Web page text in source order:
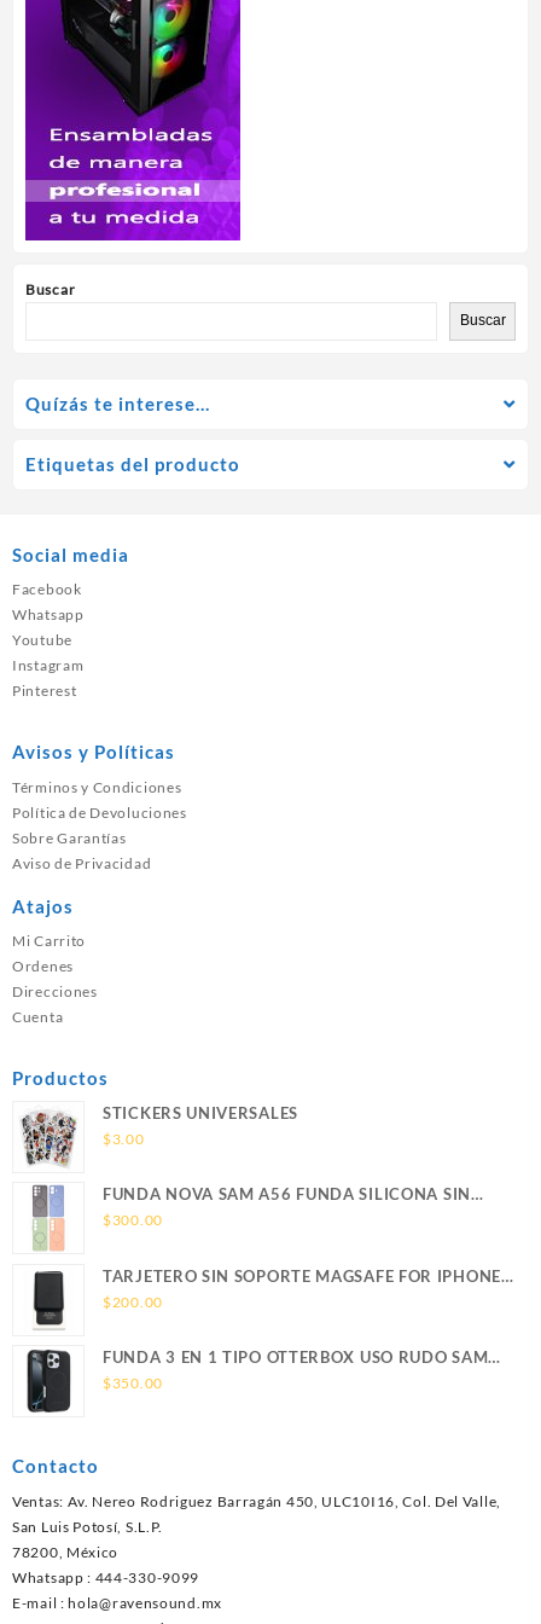
Buscar
Buscar
Quízás te interese…
Etiquetas del producto
Social media
Facebook
Whatsapp
Youtube
Instagram
Pinterest
Avisos y Políticas
Términos y Condiciones
Política de Devoluciones
Sobre Garantías
Aviso de Privacidad
Atajos
Mi Carrito
Ordenes
Direcciones
Cuenta
Productos
STICKERS UNIVERSALES
$3.00
FUNDA NOVA SAM A56 FUNDA SILICONA SIN
SOPORTE MAGNETICO SAMSUNG
$300.00
TARJETERO SIN SOPORTE MAGSAFE FOR IPHONE
LEATHER WALLET MAGSAFE
$200.00
FUNDA 3 EN 1 TIPO OTTERBOX USO RUDO SAM
S26 ULTRA SAMSUNG S26 ULTRA
$350.00
Contacto
Ventas: Av. Nereo Rodriguez Barragán 450, ULC10I16, Col. Del Valle,
San Luis Potosí, S.L.P.
78200, México
Whatsapp : 444-330-9099
E-mail :hola@ravensound.mx